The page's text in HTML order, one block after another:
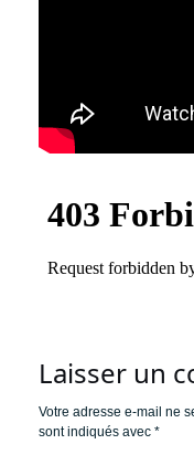
Laisser un
Votre adresse e-mail ne
sont indiqués avec *